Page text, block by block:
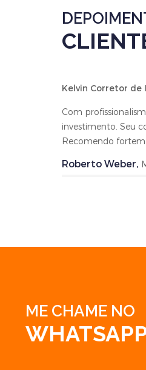
Kelvin Corretor de
Com
investimento. Seu
Recomendo
Roberto Weber,
ME CHAME NO